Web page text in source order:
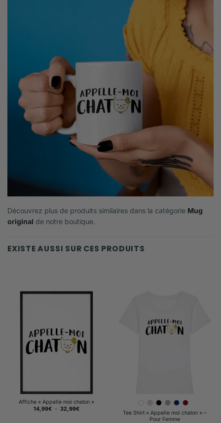
Découvrez plus de produits similaires dans la catégorie Mug
original de notre boutique.
EXISTE AUSSI SUR CES PRODUITS
Affiche « Appelle moi chaton »
14,99€ – 32,99€Plage
Tee Shirt « Appelle moi chaton » –
Pour Femme